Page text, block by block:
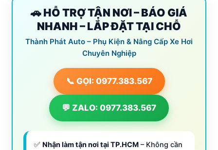
🚗 HỖ TRỢ TẬN NƠI – BÁO GIÁ
NHANH – LẮP ĐẶT TẠI CHỖ
Thành Phát Auto – Phụ Kiện & Nâng Cấp Xe Hơi
Chuyên Nghiệp
📞 GỌI: 0977.383.567
💬 ZALO: 0977.383.567
✅ Nhận làm tận nơi tại TP.HCM – Không cần